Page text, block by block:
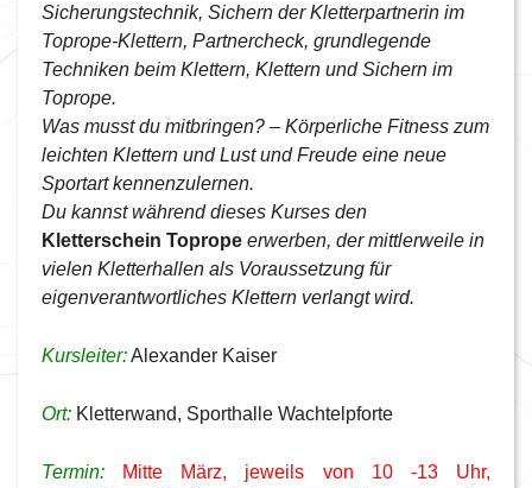
Sicherungstechnik, Sichern der Kletterpartnerin im
Toprope-Klettern, Partnercheck, grundlegende
Techniken beim Klettern, Klettern und Sichern im
Toprope.
Was musst du mitbringen? – Körperliche Fitness zum
leichten Klettern und Lust und Freude eine neue
Sportart kennenzulernen.
Du kannst während dieses Kurses den
Kletterschein Toprope erwerben, der mittlerweile in
vielen Kletterhallen als Voraussetzung für
eigenverantwortliches Klettern verlangt wird.
Kursleiter:Alexander Kaiser
Ort: Kletterwand, Sporthalle Wachtelpforte
Termin: Mitte März, jeweils von 10 -13 Uhr,